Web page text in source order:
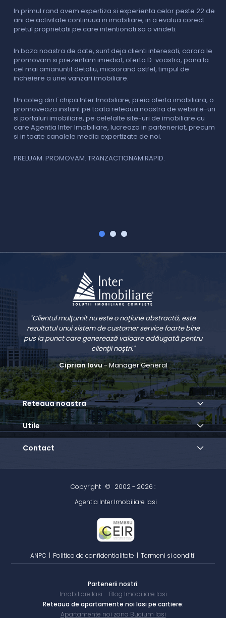
In primul rand avem expertiza si experienta celor peste 22 de
ani de activitate continuua in imobiliare, in a evalua corect
pretul proprietatii pe care intentionati sa o vindeti.
In baza noastra de date, sunt deja clienti interesati, carora le
promovam si prezentam imediat, oferta D-voastra, pana la
cel mai amanuntit detaliu, micsorand astfel, timpul de
incheiere a unei vanzari imobiliare.
Un coleg din Echipa Inter Imobiliare, preia oferta imobiliara, o
promoveaza instant pe toata reteaua noastra de website-uri
si portaluri imobiliare, pe celelalte site-uri de imobiliare cu
care Agentia Inter Imobiliare, lucreaza in parteneriat, precum
si in toate canalele media expertizate de noi.
PRELUAM. PROMOVAM. TRANZACTIONAM RAPID.
"Clientul mulţumit nu este o noţiune abstractă, este
rezultatul unui sistem de customer service foarte bine
pus la punct care generează valoare adăugată pentru
clienţii noştri."
Ciprian Iovu- Manager General
Reteaua noastra
Utile
Contact
Copyright © 2002 - 2026 :
Agentia Inter Imobiliare Iasi
ANPC | Politica de confidentialitate | Termeni si conditii
Partenerii nostri:
Imobiliare Iasi
Blog Imobiliare Iasi
Reteaua de apartamente noi Iasi pe cartiere:
Apartamente noi zona Bucium Iasi